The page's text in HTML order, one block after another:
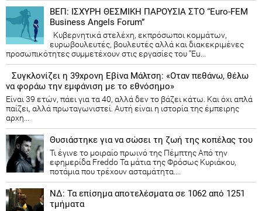
ΒΕΠ: ΙΣΧΥΡΗ ΘΕΣΜΙΚΗ ΠΑΡΟΥΣΙΑ ΣΤΟ “Euro-FEM
Business Angels Forum”
Κυβερνητικά στελέχη, εκπρόσωποι κομμάτων,
ευρωβουλευτές, βουλευτές αλλά και διακεκριμένες
προσωπικότητες συμμετέχουν στις εργασίες του “Eu...
Συγκλονίζει η 39χρονη Εβίνα Μάλτση: «Οταν πεθάνω, θέλω
να φοράω την εμφάνιση με το εθνόσημο»
Είναι 39 ετών, πάει για τα 40, αλλά δεν το βάζει κάτω. Και όχι απλά
παίζει, αλλά πρωταγωνιστεί. Αυτή είναι η ιστορία της έμπειρης
αρχη...
Θυσιάστηκε για να σώσει τη ζωή της κοπέλας του
Τι έγινε το μοιραίο πρωινό της Πέμπτης Από την
εφημερίδα Freddo Τα μάτια της Φρόσως Κυριάκου,
ποτάμια που τρέχουν ασταμάτητα....
ΝΔ: Τα επίσημα αποτελέσματα σε 1062 από 1251
τμήματα